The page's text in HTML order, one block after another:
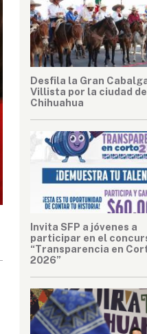
Desfila la Gran
Villista por la ciudad de
Chihuahua
Invita SFP a jóvenes a
participar en el
“Transparencia en
2026”